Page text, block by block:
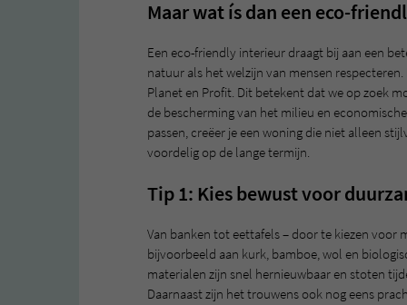
Maar wat ís dan een eco-
Een eco-friendly interieur draagt bij aan een
natuur als het welzijn van mensen respecteren.
Planet en Profit. Dit betekent dat we op zoek
de bescherming van het milieu en
passen, creëer je een woning die niet alleen
voordelig op de lange termijn.
Tip 1: Kies bewust voor
Van banken tot eettafels – door te kiezen
bijvoorbeeld aan kurk, bamboe, wol en
materialen zijn snel hernieuwbaar en stoten
Daarnaast zijn het trouwens ook nog eens